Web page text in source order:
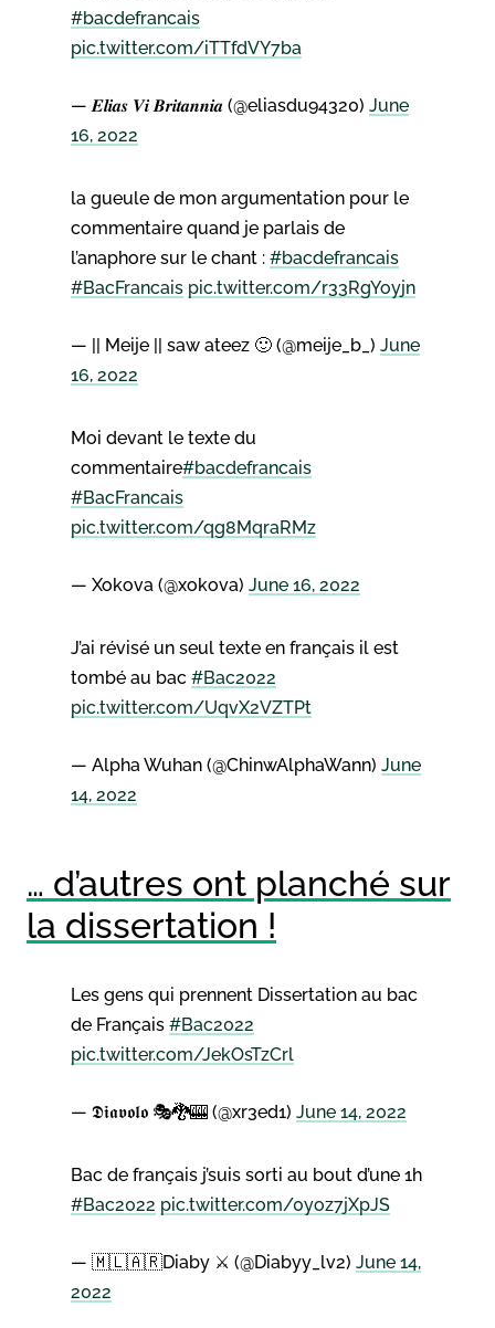
#bacdefrancais
pic.twitter.com/iTTfdVY7ba
— 𝑬𝒍𝒊𝒂𝒔 𝑽𝒊 𝑩𝒓𝒊𝒕𝒂𝒏𝒏𝒊𝒂 (@eliasdu94320) June
16, 2022
la gueule de mon argumentation pour le
commentaire quand je parlais de
l’anaphore sur le chant : #bacdefrancais
#BacFrancais pic.twitter.com/r33RgYoyjn
— || Meije || saw ateez 🙂 (@meije_b_) June
16, 2022
Moi devant le texte du
commentaire#bacdefrancais
#BacFrancais
pic.twitter.com/qg8MqraRMz
— Xokova (@xokova) June 16, 2022
J’ai révisé un seul texte en français il est
tombé au bac #Bac2022
pic.twitter.com/UqvX2VZTPt
— Alpha Wuhan (@ChinwAlphaWann) June
14, 2022
… d’autres ont planché sur
la dissertation !
Les gens qui prennent Dissertation au bac
de Français #Bac2022
pic.twitter.com/JekOsTzCrl
— 𝕯𝖎𝖆𝖛𝖔𝖑𝖔 🎭🐉🎰 (@xr3ed1) June 14, 2022
Bac de français j’suis sorti au bout d’une 1h
#Bac2022 pic.twitter.com/0yoz7jXpJS
— 🇲🇱🇦🇷Diaby ⚔️ (@Diabyy_lv2) June 14,
2022